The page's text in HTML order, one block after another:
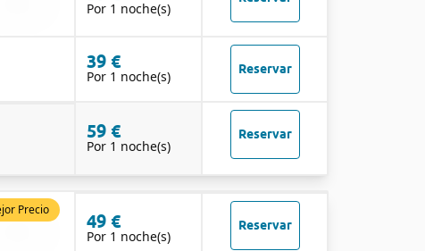
Por 1 noche(s)
39 €
Por 1 noche(s) Reservar
59 €
Por 1 noche(s)
Reservar
Precio
49 €
Por 1 noche(s)
Reservar